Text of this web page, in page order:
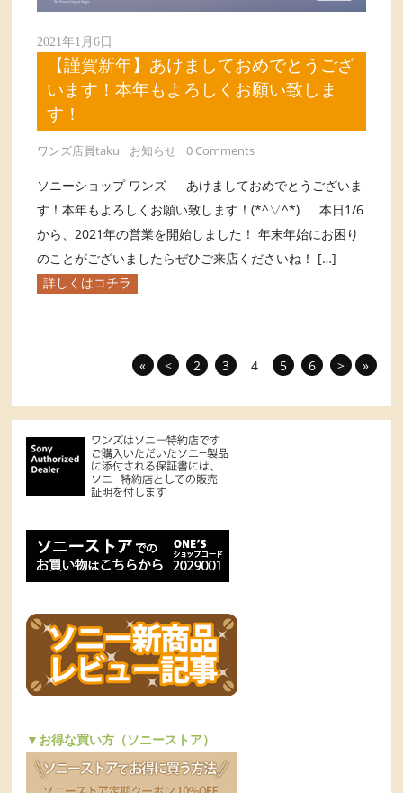
2021年1月6日
【謹賀新年】あけましておめでとうござ
います！本年もよろしくお願い致しま
す！
ワンズ店員taku お知らせ 0 Comments
ソニーショップ ワンズ あけましておめでとうございま
す！本年もよろしくお願い致します！(*^▽^*) 本日1/6
から、2021年の営業を開始しました！ 年末年始にお困り
のことがございましたらぜひご来店くださいね！ […]
詳しくはコチラ
« < 2 3 4 5 6 > »
▼お得な買い方（ソニーストア）